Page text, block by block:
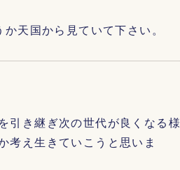
天国から見ていて下さい。
引き継ぎ次の世代が良くなる様
考え生きていこうと思いま